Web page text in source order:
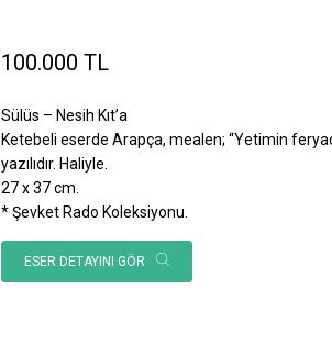
100.000 TL
Sülüs – Nesih Kıt’a
Ketebeli eserde Arapça, mealen; “Yetimin
yazılıdır. Haliyle.
27 x 37 cm.
* Şevket Rado Koleksiyonu.
ESER DETAYINI GÖR